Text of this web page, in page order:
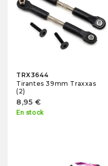
TRX3644
Tirantes 39mm Traxxas
(2)
8,95 €
En stock